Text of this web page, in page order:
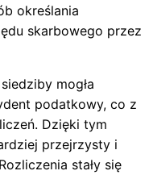
określania
skarbowego przez
mogła
podatkowy, co z
Dzięki tym
przejrzysty i
stały się